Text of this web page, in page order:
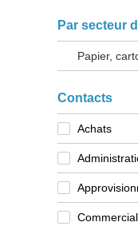
Par secteur
Papier,
Contacts
Achats
Commercial